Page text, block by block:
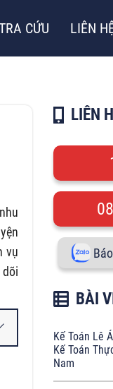
CỨU LIÊN
vụ
LIÊN
BÀI
Kế Toán Lê
Kế Toán
Nam